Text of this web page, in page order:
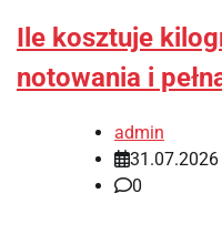
Ile kosztuje
notowania i
admin
31.07.2026
0